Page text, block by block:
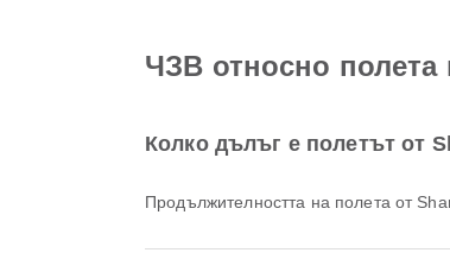
ЧЗВ относно
Колко дълъг е полетът от
Продължителността на полета от